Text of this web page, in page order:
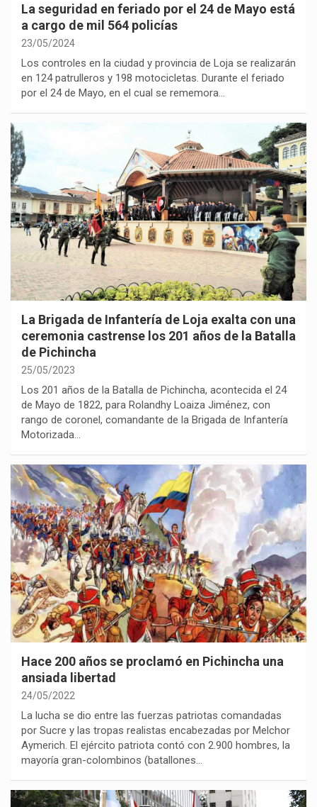
La seguridad en feriado por el 24 de Mayo está
a cargo de mil 564 policías
23/05/2024
Los controles en la ciudad y provincia de Loja se realizarán
en 124 patrulleros y 198 motocicletas. Durante el feriado
por el 24 de Mayo, en el cual se rememora…
La Brigada de Infantería de Loja exalta con una
ceremonia castrense los 201 años de la Batalla
de Pichincha
25/05/2023
Los 201 años de la Batalla de Pichincha, acontecida el 24
de Mayo de 1822, para Rolandhy Loaiza Jiménez, con
rango de coronel, comandante de la Brigada de Infantería
Motorizada…
Hace 200 años se proclamó en Pichincha una
ansiada libertad
24/05/2022
La lucha se dio entre las fuerzas patriotas comandadas
por Sucre y las tropas realistas encabezadas por Melchor
Aymerich. El ejército patriota contó con 2.900 hombres, la
mayoría gran-colombinos (batallones…